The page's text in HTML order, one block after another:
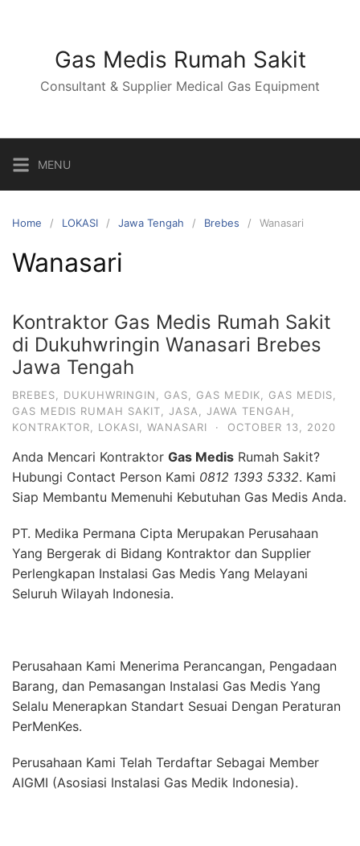
Gas Medis Rumah Sakit
Consultant & Supplier Medical Gas Equipment
MENU
Home LOKASI Jawa Tengah Brebes Wanasari
Wanasari
Kontraktor Gas Medis Rumah Sakit
di Dukuhwringin Wanasari Brebes
Jawa Tengah
BREBES DUKUHWRINGIN GAS GAS MEDIK GAS MEDIS
GAS MEDIS RUMAH SAKIT
JASA JAWA TENGAH
KONTRAKTOR
LOKASI WANASARI · OCTOBER 13, 2020
Anda Mencari Kontraktor Gas Medis Rumah Sakit?
Hubungi Contact Person Kami 0812 1393 5332. Kami
Siap Membantu Memenuhi Kebutuhan Gas Medis Anda.
PT. Medika Permana Cipta Merupakan Perusahaan
Yang Bergerak di Bidang Kontraktor dan Supplier
Perlengkapan Instalasi Gas Medis Yang Melayani
Seluruh Wilayah Indonesia.
Perusahaan Kami Menerima Perancangan, Pengadaan
Barang, dan Pemasangan Instalasi Gas Medis Yang
Selalu Menerapkan Standart Sesuai Dengan Peraturan
PerMenKes.
Perusahaan Kami Telah Terdaftar Sebagai Member
AIGMI (Asosiasi Instalasi Gas Medik Indonesia).